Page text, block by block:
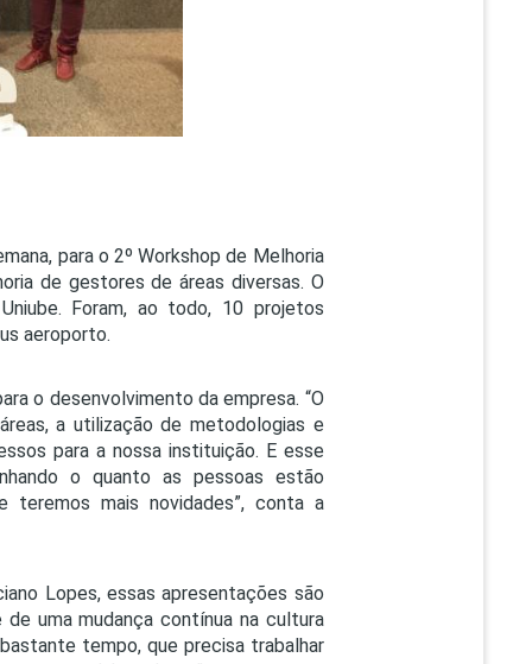
para o 2º Workshop de Melhoria
de gestores de áreas diversas. O
Foram, ao todo, 10 projetos
aeroporto.
o desenvolvimento da empresa. “O
a utilização de metodologias e
para a nossa instituição. E esse
o quanto as pessoas estão
teremos mais novidades”, conta a
Lopes, essas apresentações são
uma mudança contínua na cultura
tempo, que precisa trabalhar